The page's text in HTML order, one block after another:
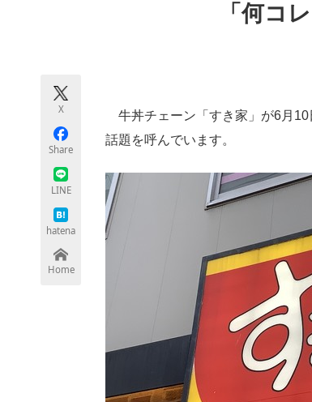
ちょっと気になるネットの話題
「何コ
X
Share
LINE
hatena
Home
牛丼チェーン「すき家」が6月10
話題を呼んでいます。